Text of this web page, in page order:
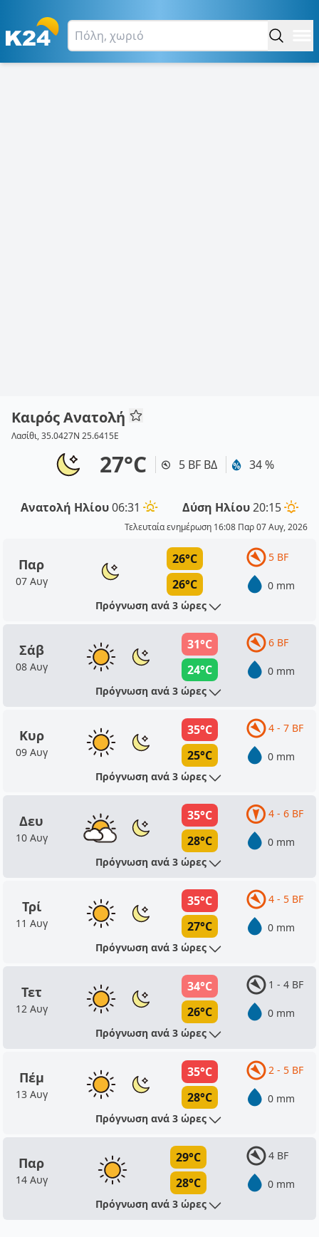
Καιρός Ανατολή
Λασίθι, 35.0427N 25.6415E
27°C 5 BF ΒΔ 34 %
Ανατολή Ηλίου06:31 Δύση Ηλίου20:15
Τελευταία ενημέρωση 16:08 Παρ 07 Αυγ, 2026
Παρ
07 Αυγ
26°C
26°C
5 BF
0 mm
Πρόγνωση ανά 3 ώρες
Σάβ
08 Αυγ
31°C
24°C
6 BF
0 mm
Πρόγνωση ανά 3 ώρες
Κυρ
09 Αυγ
35°C
25°C
4 - 7 BF
0 mm
Πρόγνωση ανά 3 ώρες
Δευ
10 Αυγ
35°C
28°C
4 - 6 BF
0 mm
Πρόγνωση ανά 3 ώρες
Τρί
11 Αυγ
35°C
27°C
4 - 5 BF
0 mm
Πρόγνωση ανά 3 ώρες
Τετ
12 Αυγ
34°C
26°C
1 - 4 BF
0 mm
Πρόγνωση ανά 3 ώρες
Πέμ
13 Αυγ
35°C
28°C
2 - 5 BF
0 mm
Πρόγνωση ανά 3 ώρες
Παρ
14 Αυγ
29°C
28°C
4 BF
0 mm
Πρόγνωση ανά 3 ώρες